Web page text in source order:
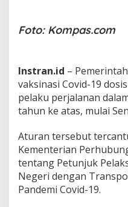
a
,
P
e
n
u
p
a
n
g
P
e
Foto: Kompas.com
Instran.id –
vaksinasi Covid-19
pelaku perjalanan
tahun ke atas, mulai
Aturan tersebut
Kementerian
tentang Petunjuk
Negeri dengan
Pandemi Covid-19.